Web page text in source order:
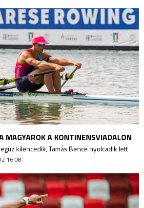
MAGYAROK A KONTINENSVIADALON
kilencedik, Tamás Bence nyolcadik lett
16:08